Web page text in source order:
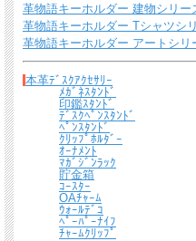
革物語キーホルダー 建物シリー
革物語キーホルダー Tシャツシ
革物語キーホルダー アートシリ
本革ﾃﾞｽｸｱｸｾｻﾘｰ
ﾒｶﾞﾈｽﾀﾝﾄﾞ
印鑑ｽﾀﾝﾄﾞ
ﾃﾞｽｸﾍﾟﾝｽﾀﾝﾄﾞ
ﾍﾟﾝｽﾀﾝﾄﾞ
ｸﾘｯﾌﾟﾎﾙﾀﾞｰ
ｵｰﾅﾒﾝﾄ
ﾏｶﾞｼﾞﾝﾗｯｸ
貯金箱
ｺｰｽﾀｰ
OAﾁｬｰﾑ
ｳｫｰﾙﾃﾞｺ
ﾍﾟｰﾊﾟｰﾅｲﾌ
ﾁｬｰﾑｸﾘｯﾌﾟ